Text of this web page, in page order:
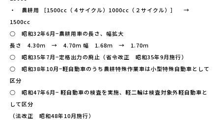
・ 農耕用 ［1500cc（４サイクル）1000cc（２サイクル）］ →
1500cc
○ 昭和32年6月−農耕用車の長さ、幅拡大
長さ 4.30ｍ → 4.70ｍ 幅 1.68ｍ → 1.70ｍ
○ 昭和35年7月−定格出力の廃止（省令改正 昭和35年9月施行）
○ 昭和38年10月−軽自動車のうち農耕特殊作業車は小型特殊自動車として
区分
○ 昭和47年6月− 軽自動車の検査を実施、軽二輪は検査対象外軽自動車と
して区分
（法改正 昭和48年10月施行）